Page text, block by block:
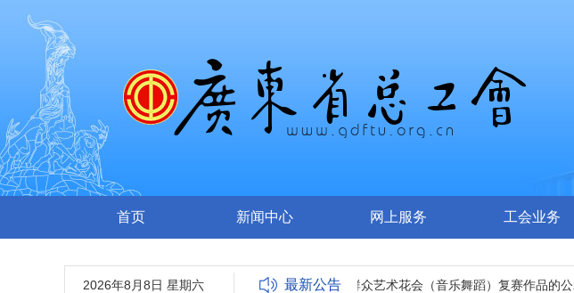
首页 新闻中心 网上服务 工会业务
2026年8月8日 星期六 最新公告
关于报送2023广东省群众艺术花会（音乐舞蹈）复赛作品的公示